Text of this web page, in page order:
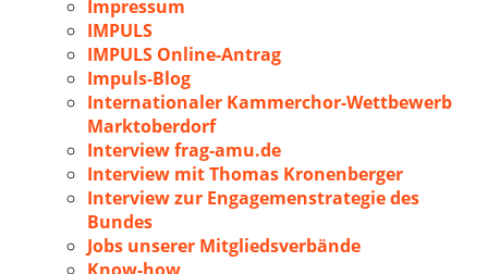
Impressum
IMPULS
IMPULS Online-Antrag
Impuls-Blog
Internationaler Kammerchor-Wettbewerb
Marktoberdorf
Interview frag-amu.de
Interview mit Thomas Kronenberger
Interview zur Engagemenstrategie des
Bundes
Jobs unserer Mitgliedsverbände